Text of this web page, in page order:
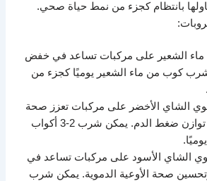
بانتظام كجزء من نمط حياة صحي.
ماء الشعير على مركبات تساعد في خفض
كوب من ماء الشعير يوميًا كجزء من
الشاي الأخضر على مركبات تعزز صحة
القلب وتساعد في توازن ضغط الدم. يمكن شرب 2-3 أكواب
الشاي الأسود على مركبات تساعد في
صحة الأوعية الدموية. يمكن شرب